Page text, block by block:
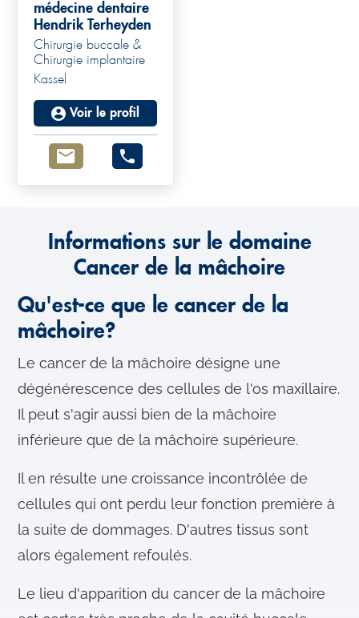
médecine dentaire
Hendrik Terheyden
Chirurgie buccale &
Chirurgie implantaire
Kassel
Voir le profil
Informations sur le domaine
Cancer de la mâchoire
Qu'est-ce que le cancer de la
mâchoire?
Le cancer de la mâchoire désigne une
dégénérescence des cellules de l'os maxillaire.
Il peut s'agir aussi bien de la mâchoire
inférieure que de la mâchoire supérieure.
Il en résulte une croissance incontrôlée de
cellules qui ont perdu leur fonction première à
la suite de dommages. D'autres tissus sont
alors également refoulés.
Le lieu d'apparition du cancer de la mâchoire